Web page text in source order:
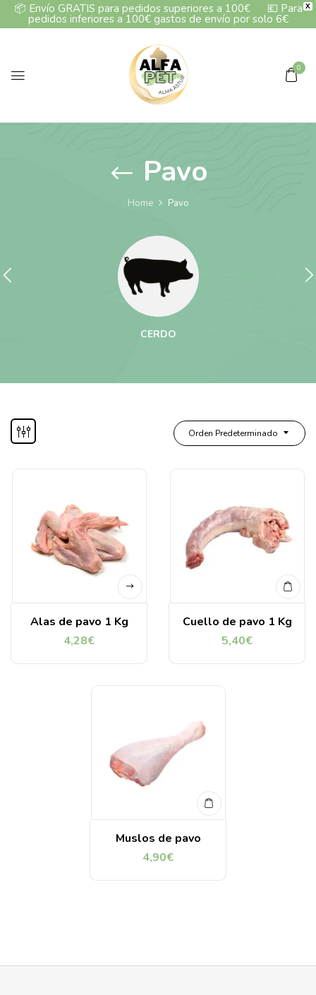
X
📦 Envío GRATIS para pedidos superiores a 100€💶 Para
pedidos inferiores a 100€ gastos de envío por solo 6€
0
Pavo
Home Pavo
CERDO
Orden Predeterminado
Alas de pavo 1 Kg
4,28€
Cuello de pavo 1 Kg
5,40€
Muslos de pavo
4,90€